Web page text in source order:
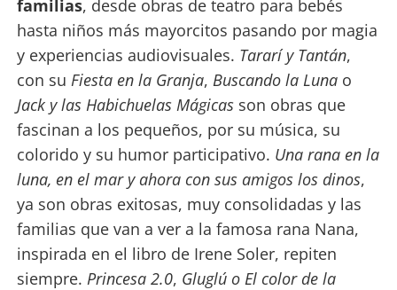
familias, desde obras de teatro para bebés
hasta niños más mayorcitos pasando por magia
y experiencias audiovisuales. Tararí y Tantán,
con su Fiesta en la Granja, Buscando la Lunao
Jack y las Habichuelas Mágicasson obras que
fascinan a los pequeños, por su música, su
colorido y su humor participativo. Una rana en la
luna, en el mar y ahora con sus amigos los dinos,
ya son obras exitosas, muy consolidadas y las
familias que van a ver a la famosa rana Nana,
inspirada en el libro de Irene Soler, repiten
siempre. Princesa 2.0, Gluglú o El color de la